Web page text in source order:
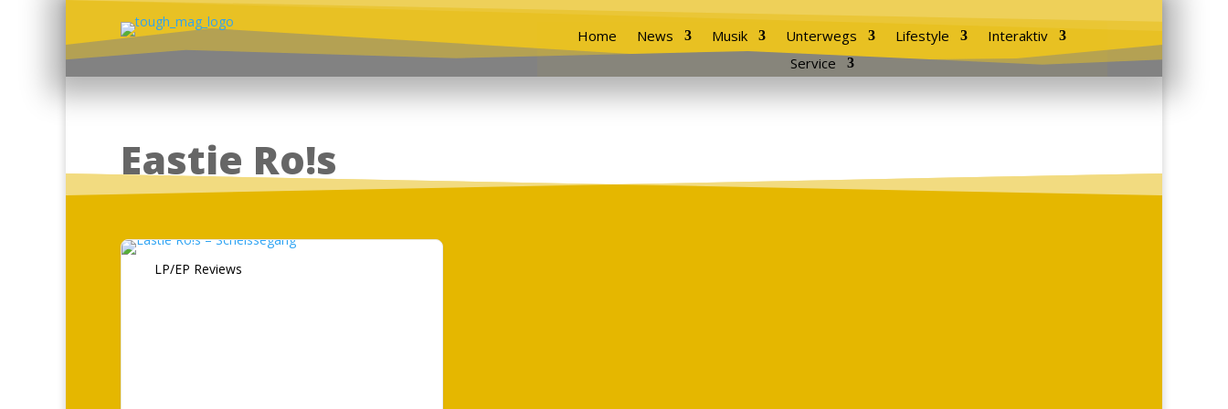
Home News Musik Unterwegs Lifestyle
Interaktiv
Service
Eastie Ro!s
LP/EP Reviews